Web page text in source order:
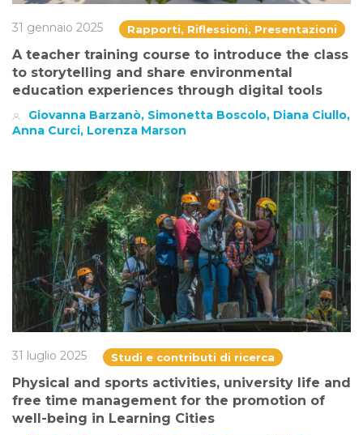
31 gennaio 2025 Rapporti, Riflessioni, Presentazioni
A teacher training course to introduce the class
to storytelling and share environmental
education experiences through digital tools
Giovanna Barzanò, Simonetta Boscolo, Diana Ciullo,
Anna Curci, Lorenza Marson
31 luglio 2025 Studi e contributi di ricerca
Physical and sports activities, university life and
free time management for the promotion of
well-being in Learning Cities